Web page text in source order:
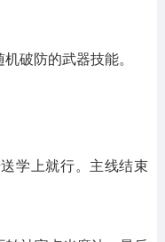
破防的武器技能。
学上就行。主线结束